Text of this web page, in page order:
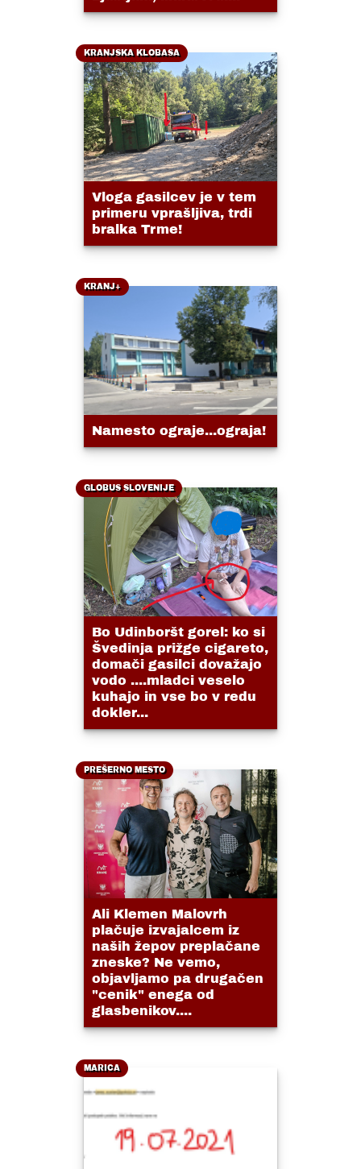
KRANJSKA KLOBASA
Vloga gasilcev je v tem
primeru vprašljiva, trdi
bralka Trme!
KRANJ+
Namesto ograje...ograja!
GLOBUS SLOVENIJE
Bo Udinboršt gorel: ko si
Švedinja prižge cigareto,
domači gasilci dovažajo
vodo ....mladci veselo
kuhajo in vse bo v redu
dokler...
PREŠERNO MESTO
Ali Klemen Malovrh
plačuje izvajalcem iz
naših žepov preplačane
zneske? Ne vemo,
objavljamo pa drugačen
"cenik" enega od
glasbenikov....
MARICA